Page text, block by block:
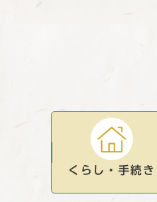
くらし・手続き